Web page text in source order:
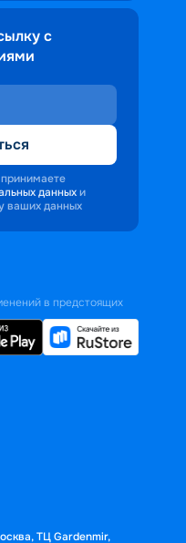
с
данных и
ваших данных
в предстоящих
ТЦ Gardenmir,